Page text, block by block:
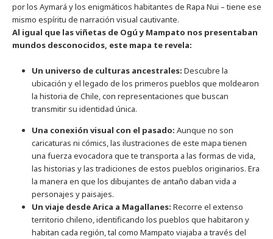
por los Aymará y los enigmáticos habitantes de Rapa Nui – tiene ese
mismo espíritu de narración visual cautivante.
Al igual que las viñetas de Ogú y Mampato nos presentaban
mundos desconocidos, este mapa te revela:
Un universo de culturas ancestrales: Descubre la
ubicación y el legado de los primeros pueblos que moldearon
la historia de Chile, con representaciones que buscan
transmitir su identidad única.
Una conexión visual con el pasado: Aunque no son
caricaturas ni cómics, las ilustraciones de este mapa tienen
una fuerza evocadora que te transporta a las formas de vida,
las historias y las tradiciones de estos pueblos originarios. Era
la manera en que los dibujantes de antaño daban vida a
personajes y paisajes.
Un viaje desde Arica a Magallanes: Recorre el extenso
territorio chileno, identificando los pueblos que habitaron y
habitan cada región, tal como Mampato viajaba a través del